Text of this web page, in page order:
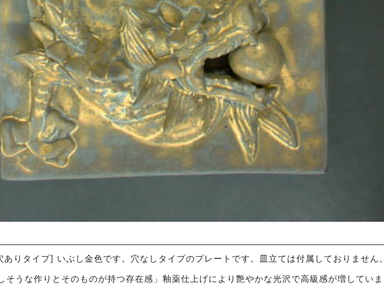
りタイプ] いぶし金色です。穴なしタイプのプレートです。皿立ては付属しておりません。
そうな作りとそのものが持つ存在感」釉薬仕上げにより艶やかな光沢で高級感が増していま